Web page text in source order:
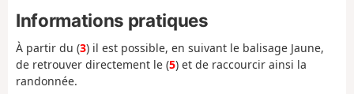
Informations pratiques
À partir du (3) il est possible, en suivant le balisage Jaune,
de retrouver directement le (5) et de raccourcir ainsi la
randonnée.